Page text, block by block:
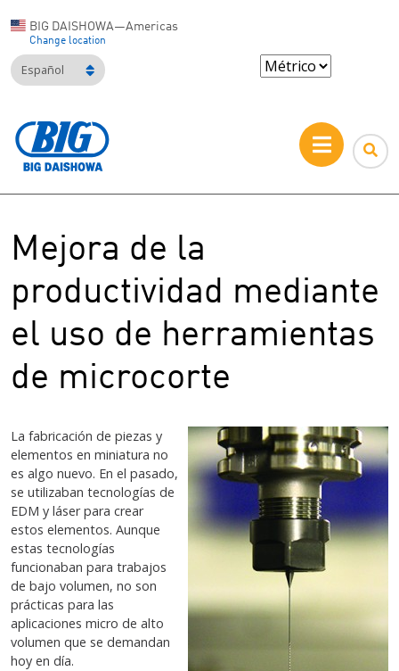
BIG DAISHOWA—Americas
Change location
Español
Mejora de la
productividad mediante
el uso de herramientas
de microcorte
La fabricación de piezas y
elementos en miniatura no
es algo nuevo. En el pasado,
se utilizaban tecnologías de
EDM y láser para crear
estos elementos. Aunque
estas tecnologías
funcionaban para trabajos
de bajo volumen, no son
prácticas para las
aplicaciones micro de alto
volumen que se demandan
hoy en día.